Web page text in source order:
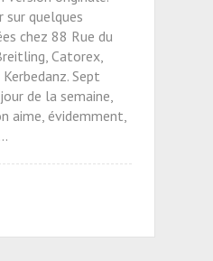
sur quelques
chez 88 Rue du
Catorex,
Sept
de la semaine,
aime, évidemment,